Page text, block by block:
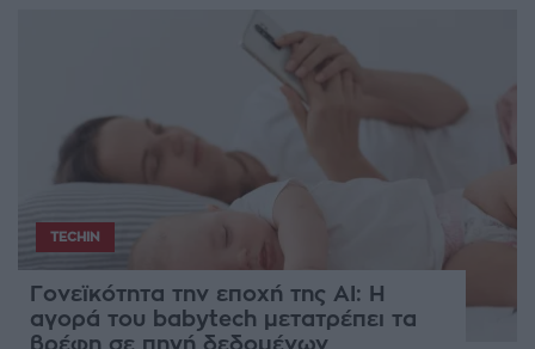
Γονεϊκότητα την εποχή της AI: Η